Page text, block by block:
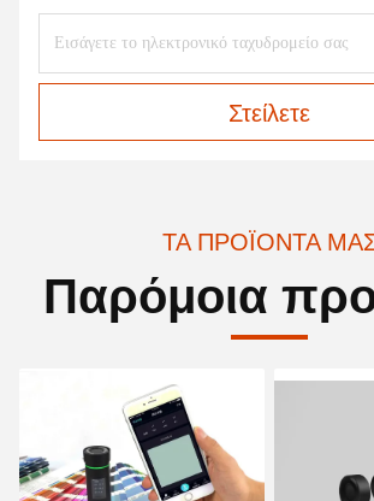
Στείλετε
ΤΑ ΠΡΟΪΌΝΤΑ
Παρόμοια